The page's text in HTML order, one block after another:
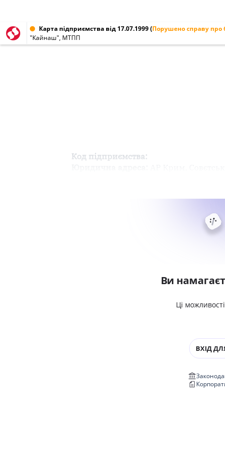
Карта підприємства від 17.07.1999(Порушено справу про
"Кайнаш", МТПП
Код підприємства:
Ви
Ці
ВХІД